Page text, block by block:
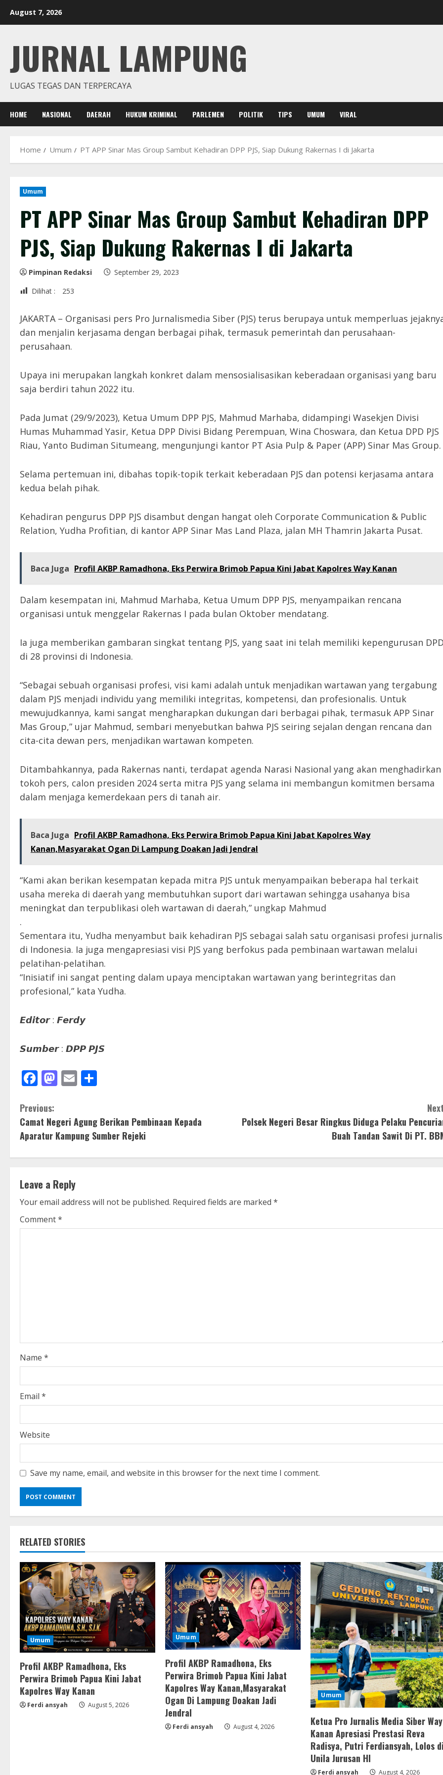
August 7, 2026
JURNAL LAMPUNG
LUGAS TEGAS DAN TERPERCAYA
HOME NASIONAL DAERAH HUKUM KRIMINAL PARLEMEN POLITIK TIPS UMUM VIRAL
Home Umum PT APP Sinar Mas Group Sambut Kehadiran DPP PJS, Siap Dukung Rakernas I di Jakarta
Umum
PT APP Sinar Mas Group Sambut Kehadiran DPP
PJS, Siap Dukung Rakernas I di Jakarta
Pimpinan Redaksi
September 29, 2023
Dilihat :
253
JAKARTA – Organisasi pers Pro Jurnalismedia Siber (PJS) terus berupaya untuk memperluas
dan menjalin kerjasama dengan berbagai pihak, termasuk pemerintah dan perusahaan-
perusahaan.
Upaya ini merupakan langkah konkret dalam mensosialisasikan keberadaan organisasi yang baru
saja berdiri tahun 2022 itu.
Pada Jumat (29/9/2023), Ketua Umum DPP PJS, Mahmud Marhaba, didampingi Wasekjen Divisi
Humas Muhammad Yasir, Ketua DPP Divisi Bidang Perempuan, Wina Choswara, dan Ketua DPD PJS
Riau, Yanto Budiman Situmeang, mengunjungi kantor PT Asia Pulp & Paper (APP) Sinar Mas Group.
Selama pertemuan ini, dibahas topik-topik terkait keberadaan PJS dan potensi kerjasama antara
kedua belah pihak.
Kehadiran pengurus DPP PJS disambut dengan hangat oleh Corporate Communication & Public
Relation, Yudha Profitian, di kantor APP Sinar Mas Land Plaza, jalan MH Thamrin Jakarta Pusat.
Baca Juga Profil AKBP Ramadhona, Eks Perwira Brimob Papua Kini Jabat Kapolres Way Kanan
Dalam kesempatan ini, Mahmud Marhaba, Ketua Umum DPP PJS, menyampaikan rencana
organisasi untuk menggelar Rakernas I pada bulan Oktober mendatang.
Ia juga memberikan gambaran singkat tentang PJS, yang saat ini telah memiliki kepengurusan
di 28 provinsi di Indonesia.
“Sebagai sebuah organisasi profesi, visi kami adalah untuk menjadikan wartawan yang tergabung
dalam PJS menjadi individu yang memiliki integritas, kompetensi, dan profesionalis. Untuk
mewujudkannya, kami sangat mengharapkan dukungan dari berbagai pihak, termasuk APP Sinar
Mas Group,” ujar Mahmud, sembari menyebutkan bahwa PJS seiring sejalan dengan rencana dan
cita-cita dewan pers, menjadikan wartawan kompeten.
Ditambahkannya, pada Rakernas nanti, terdapat agenda Narasi Nasional yang akan menghadirkan
tokoh pers, calon presiden 2024 serta mitra PJS yang selama ini membangun komitmen bersama
dalam menjaga kemerdekaan pers di tanah air.
Baca Juga Profil AKBP Ramadhona, Eks Perwira Brimob Papua Kini Jabat Kapolres Way
Kanan,Masyarakat Ogan Di Lampung Doakan Jadi Jendral
“Kami akan berikan kesempatan kepada mitra PJS untuk menyampaikan beberapa hal terkait
usaha mereka di daerah yang membutuhkan suport dari wartawan sehingga usahanya bisa
meningkat dan terpublikasi oleh wartawan di daerah,” ungkap Mahmud
.
Sementara itu, Yudha menyambut baik kehadiran PJS sebagai salah satu organisasi profesi jurnalis
di Indonesia. Ia juga mengapresiasi visi PJS yang berfokus pada pembinaan wartawan melalui
pelatihan-pelatihan.
“Inisiatif ini sangat penting dalam upaya menciptakan wartawan yang berintegritas dan
profesional,” kata Yudha.
𝙀𝙙𝙞𝙩𝙤𝙧 : 𝙁𝙚𝙧𝙙𝙮
𝙎𝙪𝙢𝙗𝙚𝙧 : 𝘿𝙋𝙋 𝙋𝙅𝙎
Facebook
Mastodon
Email
C
o
n
i
n
u
d
i
n
g
Previous:
Camat Negeri Agung Berikan Pembinaan Kepada
Aparatur Kampung Sumber Rejeki
Polsek Negeri Besar Ringkus Diduga Pelaku
Buah Tandan Sawit Di PT.
Leave a Reply
Your email address will not be published. Required fields are marked *
Comment*
Name *
Email *
Website
Save my name, email, and website in this browser for the next time I comment.
RELATED STORIES
Umum
Profil AKBP Ramadhona, Eks
Perwira Brimob Papua Kini Jabat
Kapolres Way Kanan
Ferdi ansyah August 5, 2026
Umum
Profil AKBP Ramadhona, Eks
Perwira Brimob Papua Kini Jabat
Kapolres Way Kanan,Masyarakat
Ogan Di Lampung Doakan Jadi
Jendral
Ferdi ansyah August 4, 2026
Umum
Ketua Pro Jurnalis Media Siber Way
Kanan Apresiasi Prestasi Reva
Radisya, Putri Ferdiansyah, Lolos
Unila Jurusan HI
Ferdi ansyah August 4, 2026